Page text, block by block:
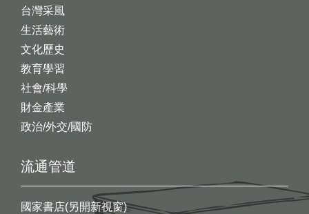
台灣采風
生活藝術
文化歷史
教育學習
社會/科學
財金產業
政治/外交/國防
流通管道
國家書店(另開新視窗)